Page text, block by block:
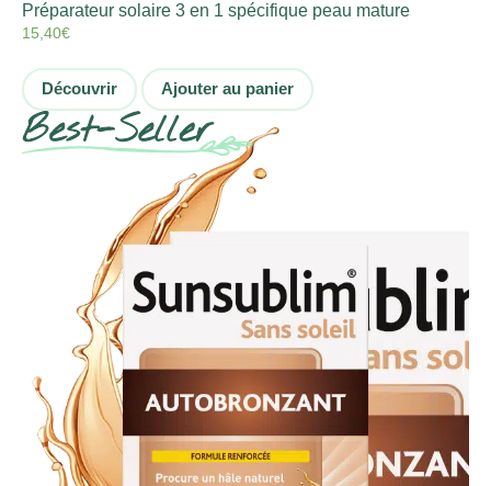
Préparateur solaire 3 en 1 spécifique peau mature
15,40€
Découvrir Ajouter au panier